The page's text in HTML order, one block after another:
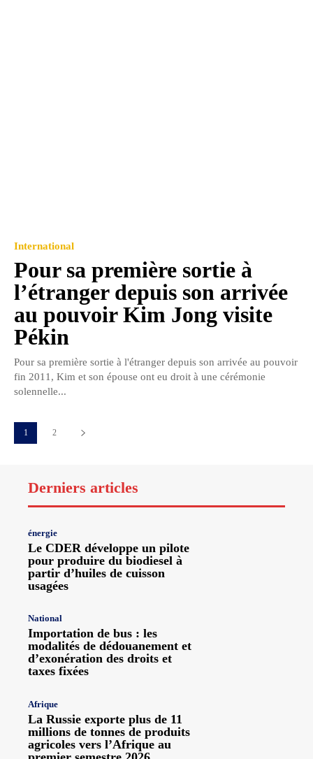
International
Pour sa première sortie à
l’étranger depuis son arrivée
au pouvoir Kim Jong visite
Pékin
Pour sa première sortie à l'étranger depuis son arrivée au pouvoir
fin 2011, Kim et son épouse ont eu droit à une cérémonie
solennelle...
1 2
Derniers articles
énergie
Le CDER développe un pilote
pour produire du biodiesel à
partir d’huiles de cuisson
usagées
National
Importation de bus : les
modalités de dédouanement et
d’exonération des droits et
taxes fixées
Afrique
La Russie exporte plus de 11
millions de tonnes de produits
agricoles vers l’Afrique au